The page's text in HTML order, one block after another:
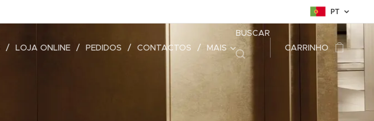
PT
LOJA ONLINE PEDIDOS CONTACTOS MAIS
BUSCAR
CARRINHO